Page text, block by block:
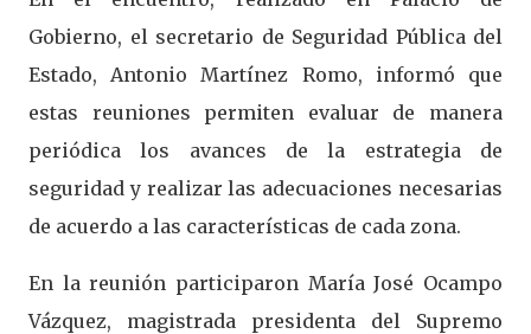
Gobierno, el secretario de Seguridad Pública del
Estado, Antonio Martínez Romo, informó que
estas reuniones permiten evaluar de manera
periódica los avances de la estrategia de
seguridad y realizar las adecuaciones necesarias
de acuerdo a las características de cada zona.
En la reunión participaron María José Ocampo
Vázquez, magistrada presidenta del Supremo